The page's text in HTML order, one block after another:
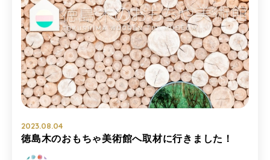
2023.08.04
徳島木のおもちゃ美術館へ取材に行きました！